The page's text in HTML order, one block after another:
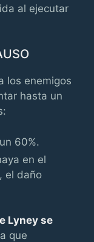
al ejecutar
los enemigos
hasta un
60%.
en el
el daño
Lyney se
que